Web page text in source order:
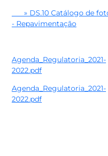
» DS.10 Catálogo de
- Repavimentação
Agenda_Regulatoria_2021-
2022.pdf
Agenda_Regulatoria_2021-
2022.pdf